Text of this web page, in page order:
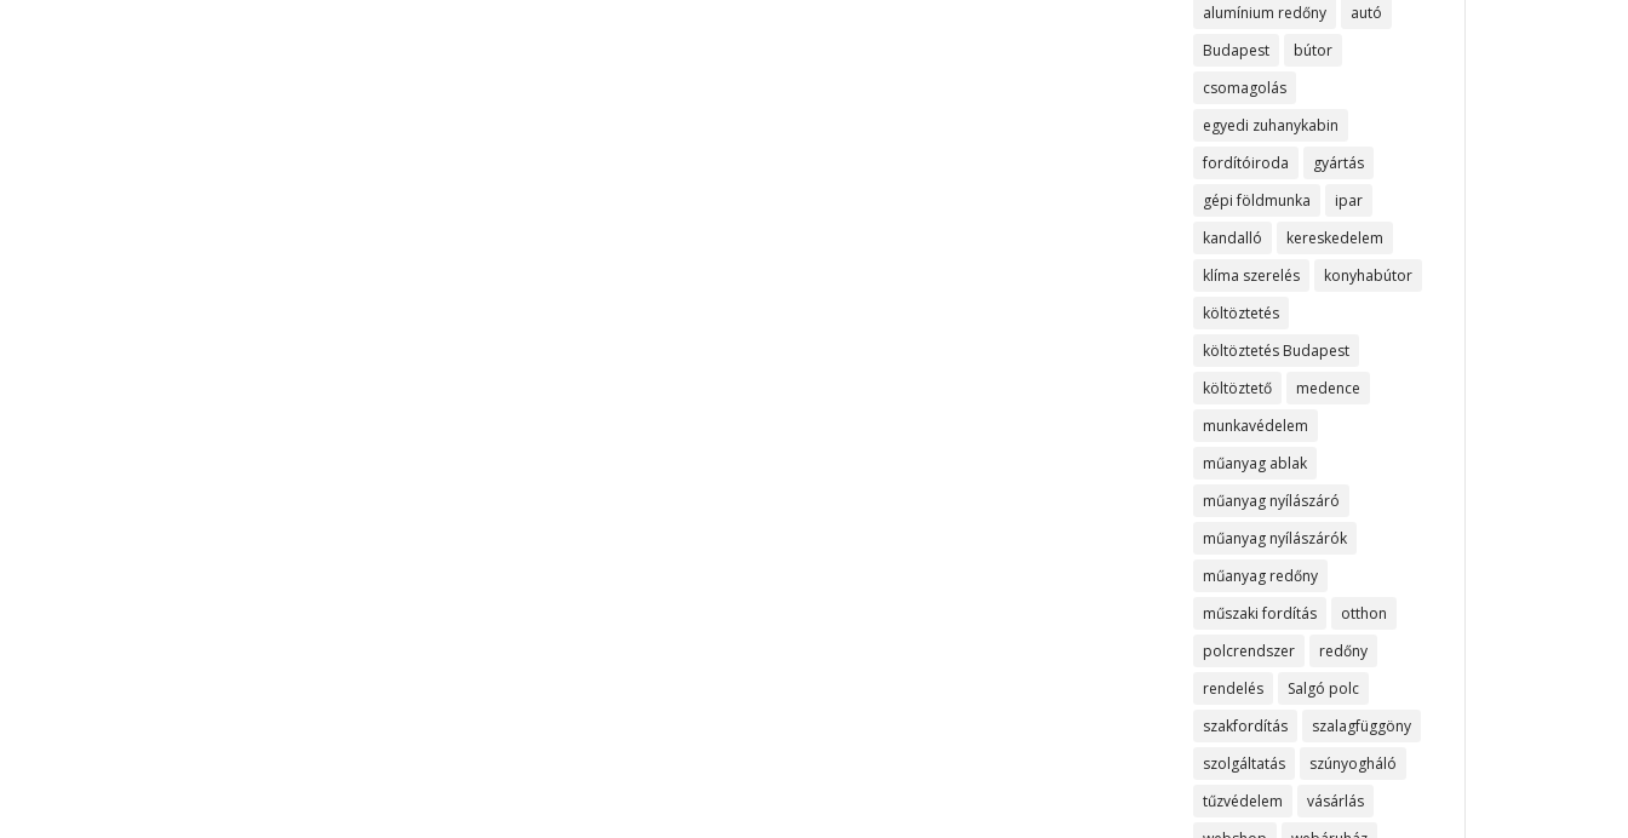
alumínium redőny
autó
Budapest
bútor
csomagolás
egyedi zuhanykabin
fordítóiroda
gyártás
gépi földmunka
ipar
kandalló
kereskedelem
klíma szerelés
konyhabútor
költöztetés
költöztetés Budapest
költöztető
medence
munkavédelem
műanyag ablak
műanyag nyílászáró
műanyag nyílászárók
műanyag redőny
műszaki fordítás
otthon
polcrendszer
redőny
rendelés
Salgó polc
szakfordítás
szalagfüggöny
szolgáltatás
szúnyogháló
tűzvédelem
vásárlás